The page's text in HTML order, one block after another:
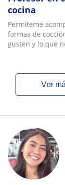
cocina
Permíteme
formas de
gusten y lo que
ver